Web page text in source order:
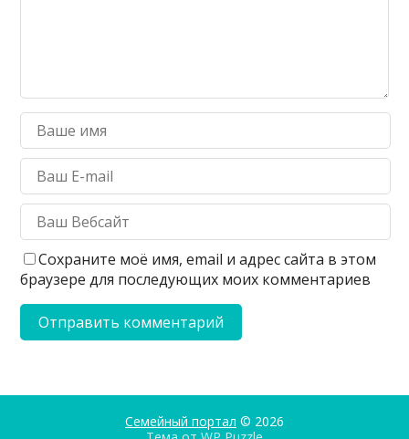
Сохраните моё имя, email и адрес сайта в этом
браузере для последующих моих комментариев
Семейный портал © 2026